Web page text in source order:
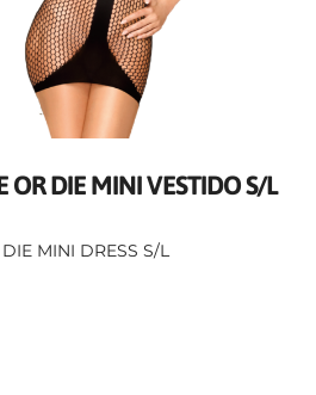
OR DIE MINI VESTIDO S/L
MINI DRESS S/L